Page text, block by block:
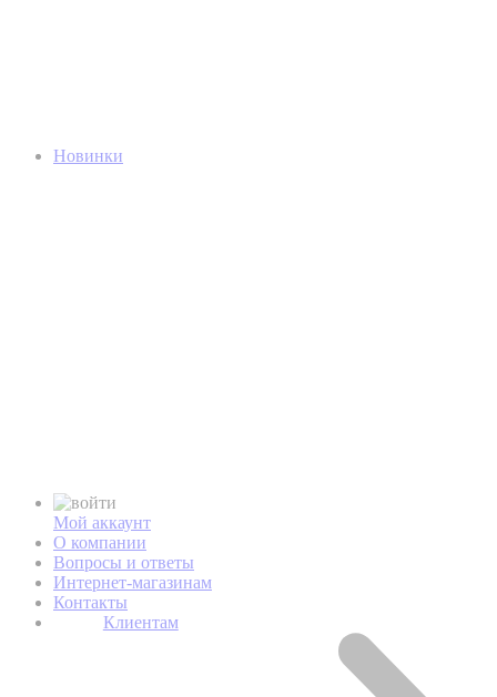
Новинки
Мой аккаунт
О компании
Вопросы и ответы
Интернет-магазинам
Контакты
Клиентам